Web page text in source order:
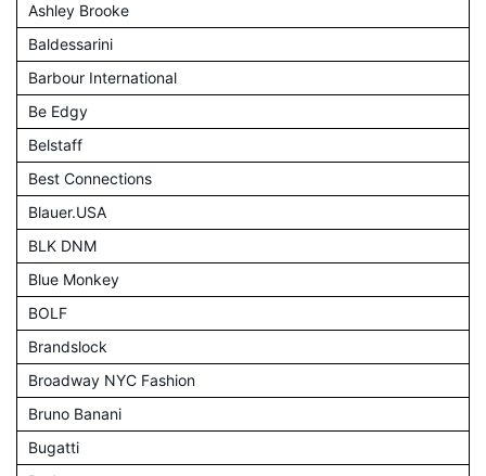
Ashley Brooke
Baldessarini
Barbour International
Be Edgy
Belstaff
Best Connections
Blauer.USA
BLK DNM
Blue Monkey
BOLF
Brandslock
Broadway NYC Fashion
Bruno Banani
Bugatti